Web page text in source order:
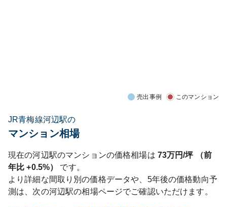
売出事例 このマンション
JR青梅線河辺駅の
マンション相場
現在の河辺駅のマンションの価格相場は 73万円/坪 （前
年比+0.5%）
です。
より詳細な間取り別の価格データや、5年後の価格動向予
測は、次の河辺駅の相場ページでご確認いただけます。